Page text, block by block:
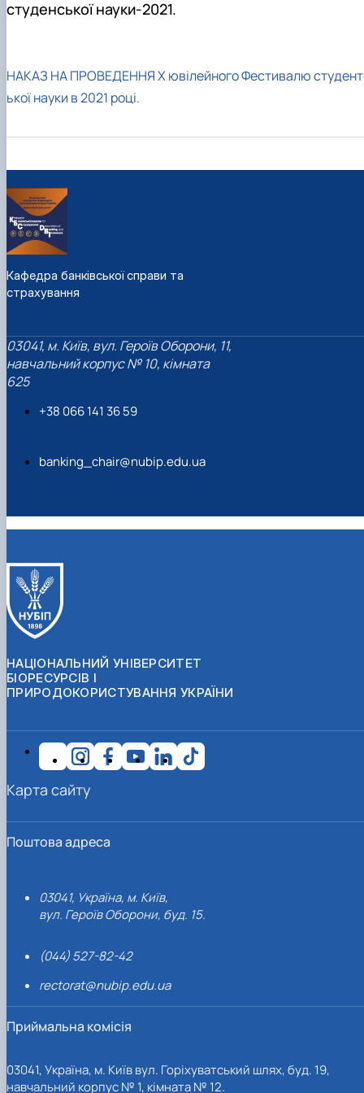
студенської науки-2021.
НАКАЗ НА ПРОВЕДЕННЯ Х ювілейного Фестивалю
ької науки в 2021 році.
Кафедра банківської справи та
страхування
03041, м. Київ, вул. Героїв Оборони, 11,
навчальний корпус № 10, кімната
625
+38 066 141 36 59
banking_chair@nubip.edu.ua
НАЦІОНАЛЬНИЙ УНІВЕРСИТЕТ
БІОРЕСУРСІВ І
ПРИРОДОКОРИСТУВАННЯ УКРАЇНИ
Поштова адреса
03041, Україна, м. Київ,
вул. Героїв Оборони, буд. 15.
(044) 527-82-42
rectorat@nubip.edu.ua
Приймальна комісія
03041, Україна, м. Київ вул. Горіхуватський шлях, буд. 19,
навчальний корпус № 1, кімната № 12.
Карта сайту